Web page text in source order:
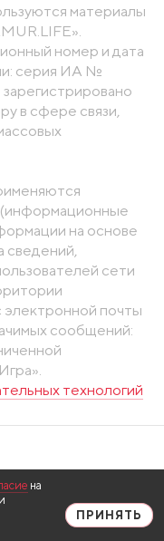
материалы
номер и дата
серия ИА №
в сфере связи,
на основе
сведений,
сети
почты
сообщений:
технологий
на
ПРИНЯТЬ